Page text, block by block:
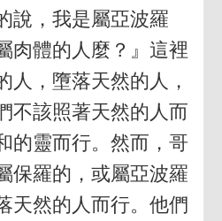
說，我是屬亞波羅
肉體的人麼？』這裡
人，墮落天然的人，
不該照著天然的人而
的靈而行。然而，哥
保羅的，或屬亞波羅
天然的人而行。他們